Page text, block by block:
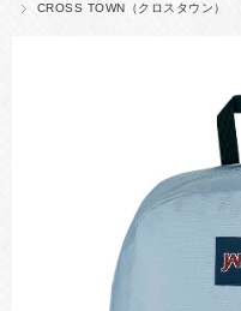
CROSS TOWN（クロスタウン）